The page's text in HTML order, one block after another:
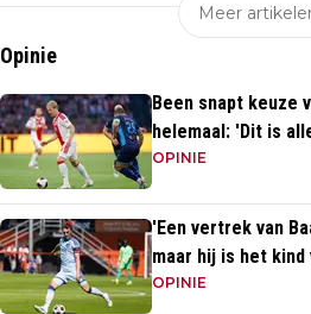
Meer
Opinie
Been snapt keuze
helemaal: 'Dit is
OPINIE
'Een vertrek van
maar hij is het kind
komst van Blind'
OPINIE